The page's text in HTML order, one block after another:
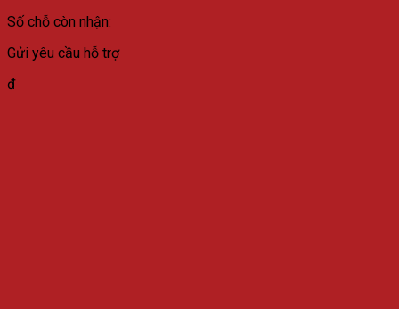
Số chỗ còn nhận:
Gửi yêu cầu hỗ trợ
đ